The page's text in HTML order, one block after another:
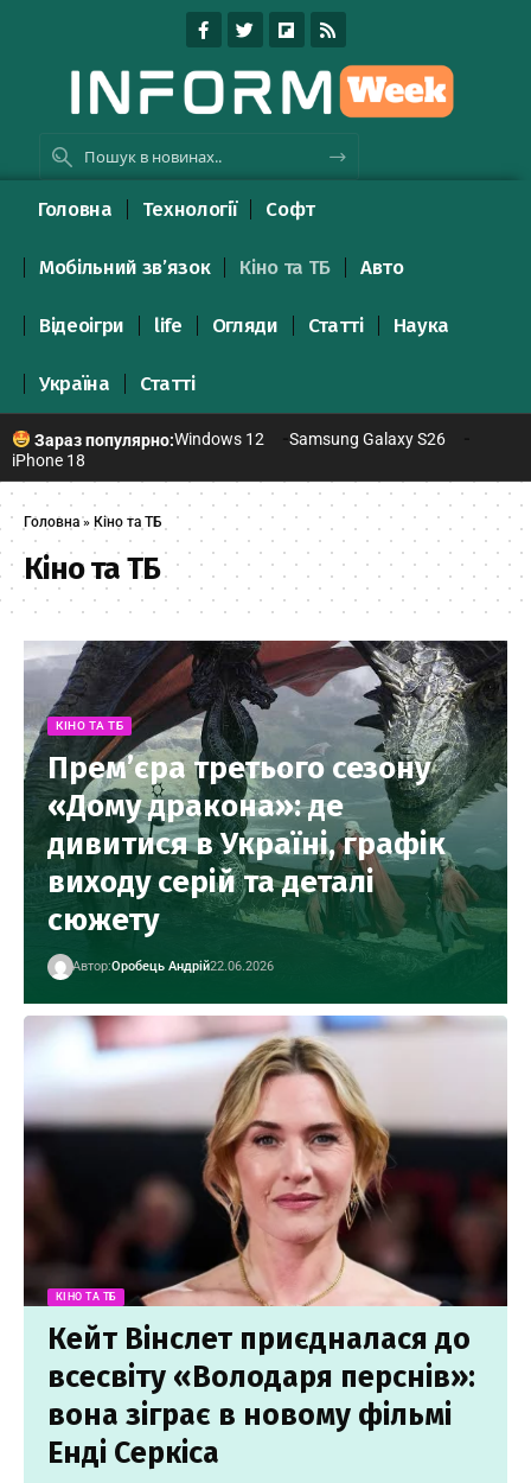
Головна Технології Софт
Мобільний зв’язок Кіно та ТБ Авто
Відеоігри life Огляди Статті Наука
Україна Статті
Зараз популярно:Windows 12
Samsung Galaxy S26
iPhone 18
Головна» Кіно та ТБ
Кіно та ТБ
КІНО ТА ТБ
Прем’єра третього сезону
«Дому дракона»: де
дивитися в Україні, графік
виходу серій та деталі
сюжету
Автор:Оробець Андрій22.06.2026
КІНО ТА ТБ
Кейт Вінслет приєдналася до
всесвіту «Володаря перснів»:
вона зіграє в новому фільмі
Енді Серкіса